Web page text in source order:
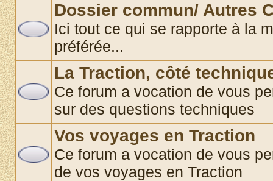
Dossier commun/ Autres
Ici tout ce qui se rapporte à la
préférée...
La Traction, côté
Ce forum a vocation de vous
sur des questions techniques
Vos voyages en Traction
Ce forum a vocation de vous
de vos voyages en Traction